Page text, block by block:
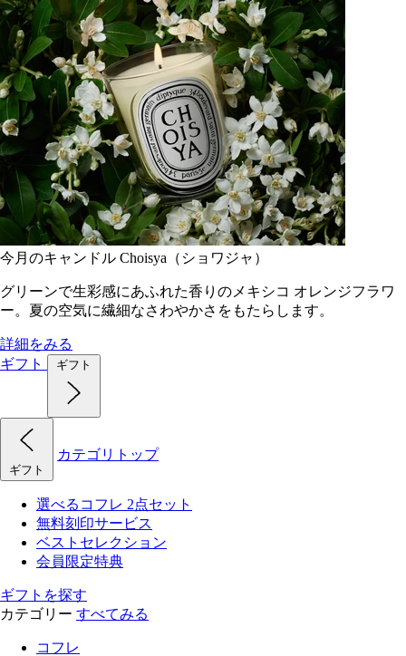
今月のキャンドル Choisya（ショワジャ）
グリーンで生彩感にあふれた香りのメキシコ オレンジフラワ
ー。夏の空気に繊細なさわやかさをもたらします。
詳細をみる
ギフト
ギフト
ギフト
カテゴリトップ
選べるコフレ 2点セット
無料刻印サービス
ベストセレクション
会員限定特典
ギフトを探す
カテゴリー すべてみる
コフレ